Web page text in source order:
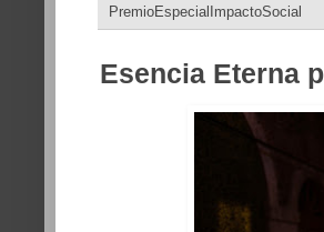
PremioEspecialImpactoSocial
Esencia Eterna